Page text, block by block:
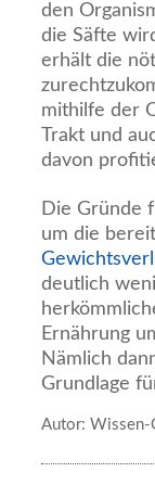
den
die Säfte
erhält die
mithilfe der
Trakt und
davon
Die Gründe
um die
deutlich
Ernährung
Nämlich
Grundlage
Autor: Wissen-